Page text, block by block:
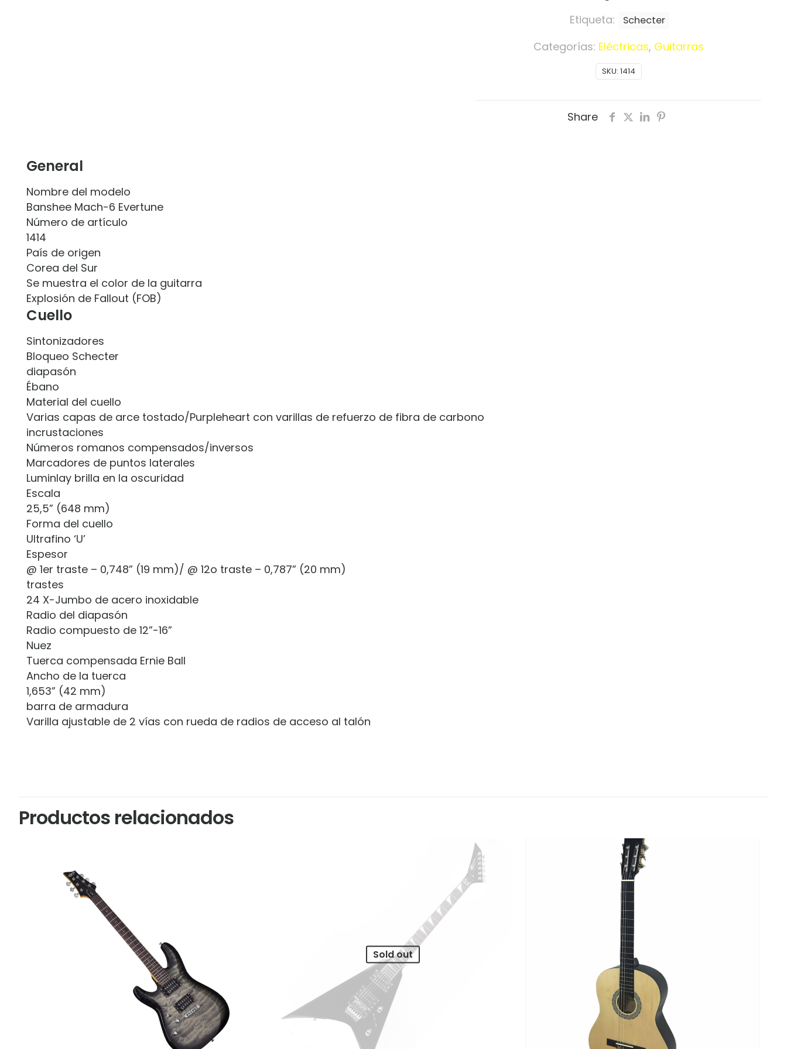
SKU: 1414
Categorías: Eléctricas, Guitarras
Etiqueta: Schecter
Share
General
Nombre del modelo
Banshee Mach-6 Evertune
Número de artículo
1414
País de origen
Corea del Sur
Se muestra el color de la guitarra
Explosión de Fallout (FOB)
Cuello
Sintonizadores
Bloqueo Schecter
diapasón
Ébano
Material del cuello
Varias capas de arce tostado/Purpleheart con varillas de refuerzo de fibra de carbono
incrustaciones
Números romanos compensados/inversos
Marcadores de puntos laterales
Luminlay brilla en la oscuridad
Escala
25,5” (648 mm)
Forma del cuello
Ultrafino ‘U’
Espesor
@ 1er traste – 0,748” (19 mm)/ @ 12o traste – 0,787” (20 mm)
trastes
24 X-Jumbo de acero inoxidable
Radio del diapasón
Radio compuesto de 12”-16”
Nuez
Tuerca compensada Ernie Ball
Ancho de la tuerca
1,653” (42 mm)
barra de armadura
Varilla ajustable de 2 vías con rueda de radios de acceso al talón
Productos relacionados
Sold out